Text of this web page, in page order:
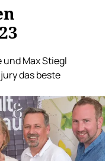
Max Stiegl
das beste